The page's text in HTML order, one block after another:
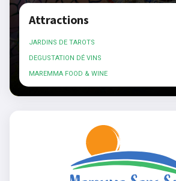
Attractions
JARDINS DE TAROTS
DEGUSTATION DÉ VINS
MAREMMA FOOD & WINE